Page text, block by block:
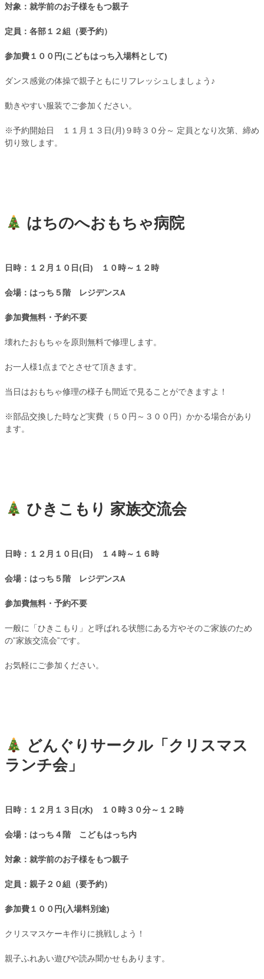
対象：就学前のお子様をもつ親子
定員：各部１２組（要予約）
参加費１００円(こどもはっち入場料として)
ダンス感覚の体操で親子ともにリフレッシュしましょう♪
動きやすい服装でご参加ください。
※予約開始日 １１月１３日(月)９時３０分～ 定員となり次第、締め
切り致します。
はちのへおもちゃ病院
日時：１２月１０日(日) １０時～１２時
会場：はっち５階 レジデンスA
参加費無料・予約不要
壊れたおもちゃを原則無料で修理します。
お一人様1点までとさせて頂きます。
当日はおもちゃ修理の様子も間近で見ることができますよ！
※部品交換した時など実費（５０円～３００円）かかる場合があり
ます。
ひきこもり 家族交流会
日時：１２月１０日(日) １４時～１６時
会場：はっち５階 レジデンスA
参加費無料・予約不要
一般に「ひきこもり」と呼ばれる状態にある方やそのご家族のため
の”家族交流会”です。
お気軽にご参加ください。
どんぐりサークル「クリスマス
ランチ会」
日時：１２月１３日(水) １０時３０分～１２時
会場：はっち４階 こどもはっち内
対象：就学前のお子様をもつ親子
定員：親子２０組（要予約）
参加費１００円(入場料別途)
クリスマスケーキ作りに挑戦しよう！
親子ふれあい遊びや読み聞かせもあります。